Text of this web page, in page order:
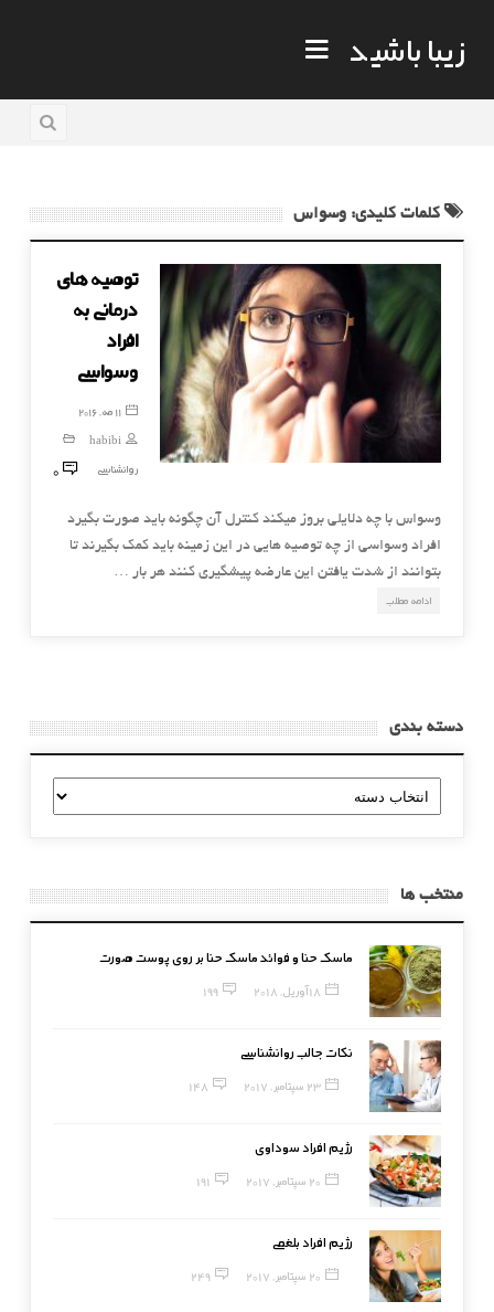
زیبا باشید
کلمات کلیدی: وسواس
توصیه های
درمانی به
افراد
وسواسی
11 مه, 2016
habibi
روانشناسی
0
وسواس با چه دلایلی بروز میکند کنترل آن چگونه باید صورت بگیرد
افراد وسواسی از چه توصیه هایی در این زمینه باید کمک بگیرند تا
بتوانند از شدت یافتن این عارضه پیشگیری کنند هر بار …
ادامه مطلب
دسته بندی
دسته
بندی
منتخب ها
ماسک حنا و فوائد ماسک حنا بر روی پوست صورت
18 آوریل, 2018 199
نکات جالب روانشناسی
23 سپتامبر, 2017 148
رژیم افراد سوداوی
20 سپتامبر, 2017 191
رژیم افراد بلغمی
20 سپتامبر, 2017 249